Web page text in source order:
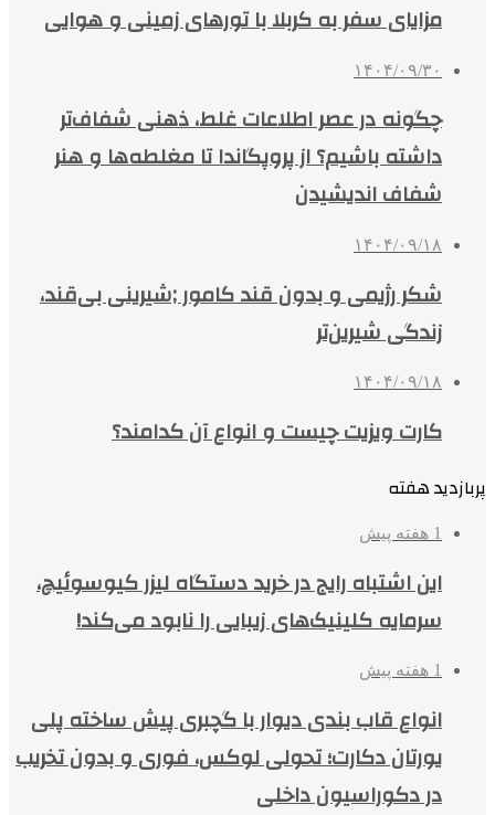
مزایای سفر به کربلا با تورهای زمینی و هوایی
۱۴۰۴/۰۹/۳۰
چگونه در عصر اطلاعات غلط، ذهنی شفاف‌تر
داشته باشیم؟ از پروپگاندا تا مغلطه‌ها و هنر
شفاف اندیشیدن
۱۴۰۴/۰۹/۱۸
شکر رژیمی و بدون قند کامور ;شیرینی بی‌قند،
زندگی شیرین‌تر
۱۴۰۴/۰۹/۱۸
کارت ویزیت چیست و انواع آن کدامند؟
پربازدید هفته
1 هفته پیش
این اشتباه رایج در خرید دستگاه لیزر کیوسوئیچ،
سرمایه کلینیک‌های زیبایی را نابود می‌کند!
1 هفته پیش
انواع قاب بندی دیوار با گچبری پیش ساخته پلی
یورتان دکارت؛ تحولی لوکس، فوری و بدون تخریب
در دکوراسیون داخلی